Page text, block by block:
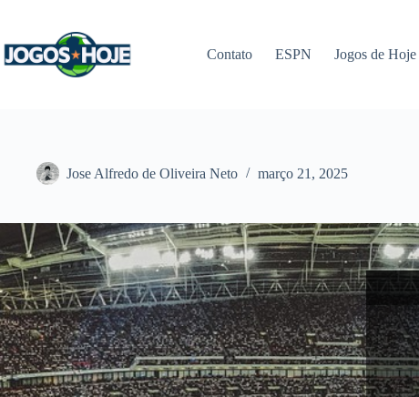
conteúdo
Contato ESPN Jogos de Hoje
Jose Alfredo de Oliveira Neto março 21, 2025